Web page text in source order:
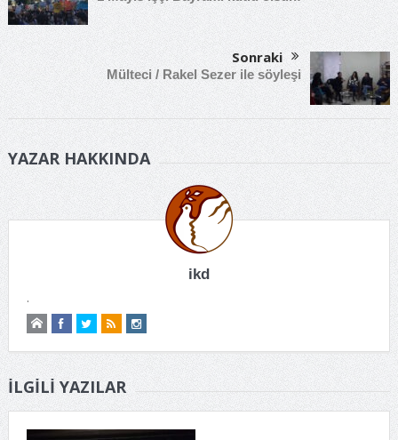
Sonraki
Mülteci / Rakel Sezer ile söyleşi
YAZAR HAKKINDA
ikd
.
İLGILI YAZILAR